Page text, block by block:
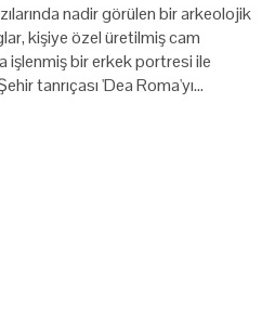
nadir görülen bir arkeolojik
kişiye özel üretilmiş cam
işlenmiş bir erkek portresi ile
tanrıçası 'Dea Roma'yı…